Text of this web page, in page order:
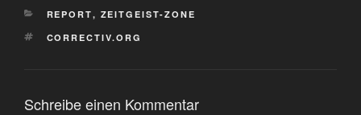
KATEGORIEN
REPORT, ZEITGEIST-ZONE
SCHLAGWÖRTER
CORRECTIV.ORG
Schreibe einen Kommentar